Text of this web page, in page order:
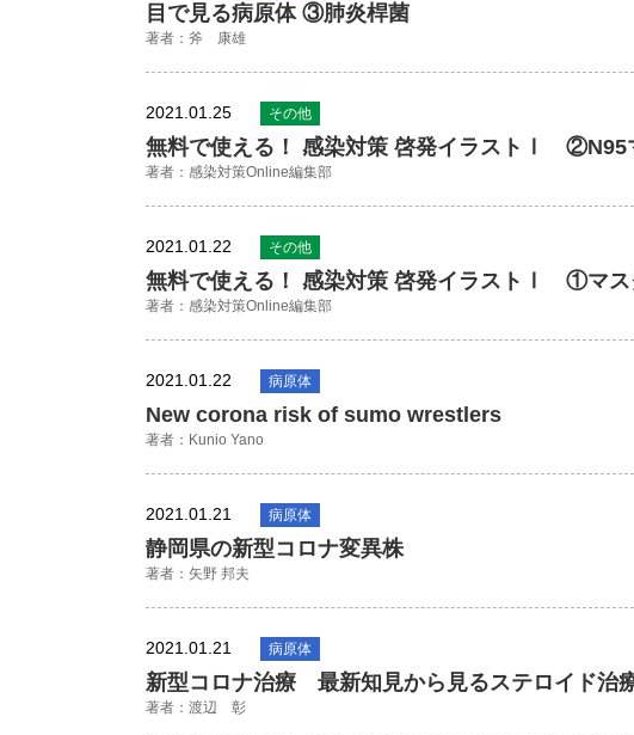
目で見る病原体 ③肺炎桿菌
著者：斧 康雄
2021.01.25 その他
無料で使える！ 感染対策 啓発イラストⅠ ②N95
著者：感染対策Online編集部
2021.01.22 その他
無料で使える！ 感染対策 啓発イラストⅠ ①マス
著者：感染対策Online編集部
2021.01.22 病原体
New corona risk of sumo wrestlers
著者：Kunio Yano
2021.01.21 病原体
静岡県の新型コロナ変異株
著者：矢野 邦夫
2021.01.21 病原体
新型コロナ治療 最新知見から見るステロイド治
著者：渡辺 彰